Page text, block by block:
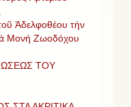
Ἀδελφοθέου τήν
Μονή Ζωοδόχου
ΤΟΥ